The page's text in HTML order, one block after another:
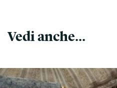
Vedi anche...